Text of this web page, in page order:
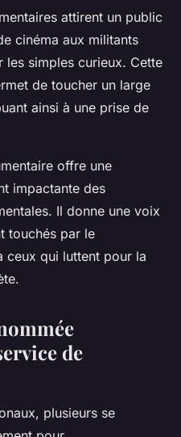
attirent un public
cinéma aux militants
les simples curieux. Cette
de toucher un large
ainsi à une prise de
offre une
impactante des
Il donne une voix
touchés par le
ceux qui luttent pour la
de
plusieurs se